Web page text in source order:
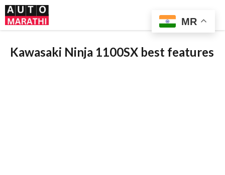
Skip
to
content
Kawasaki Ninja 1100SX best features
MR